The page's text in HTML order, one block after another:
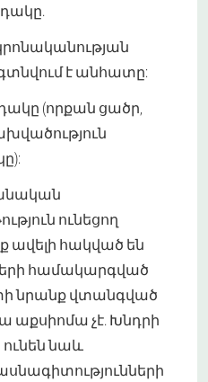
է անհատը:
(որքան ցածր,
ունեցող
ավելի հակված են
համակարգված
նրանք վտանգված
աքսիոմա չէ. Խնդրի
նաև